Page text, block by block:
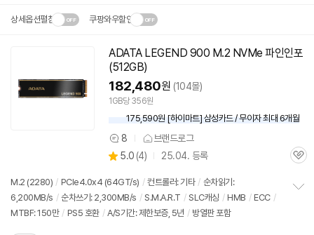
상세옵션펼침 쿠팡와우할인
배송·설치비가 달라집니다.닫
기
ADATA LEGEND 900 M.2 NVMe 파인인포
(512GB)
182,480원 (104몰)
1GB당 356원
175,590원 [하이마트] 삼성카드 / 무이자 최대 6개월
상
품
견
8 브랜드로그
별
점
5.0 (상
리
뷰
4) 25.04. 등록
관
M.2 (2280) / PCIe4.0x4 (64GT/s) / 컨트롤러: 기타 / 순차읽기:
6,200MB/s / 순차쓰기: 2,300MB/s / S.M.A.R.T / SLC캐싱 / HMB / ECC /
MTBF: 150만 / PS5 호환 / A/S기간: 제한보증, 5년 / 방열판 포함